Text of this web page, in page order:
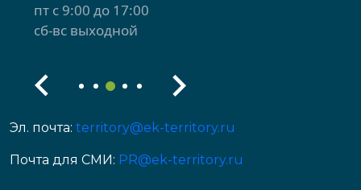
пт с 9:00 до 17:00
сб-вс выходной
Эл. почта: territory@ek-territory.ru
Почта для СМИ: PR@ek-territory.ru